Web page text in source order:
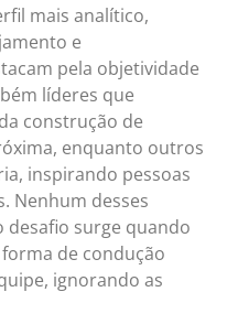
mais analítico,
e
pela objetividade
líderes que
construção de
enquanto outros
inspirando pessoas
Nenhum desses
desafio surge quando
de condução
ignorando as